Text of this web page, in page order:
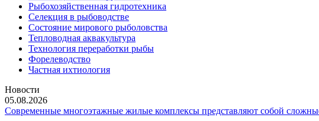
Рыбохозяйственная гидротехника
Селекция в рыбоводстве
Состояние мирового рыболовства
Тепловодная аквакультура
Технология переработки рыбы
Форелеводство
Частная ихтиология
Новости
05.08.2026
Современные многоэтажные жилые комплексы представляют собой